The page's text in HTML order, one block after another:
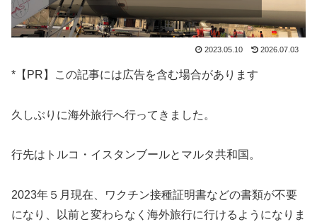
2023.05.10 2026.07.03
*【PR】この記事には広告を含む場合があります
久しぶりに海外旅行へ行ってきました。
行先はトルコ・イスタンブールとマルタ共和国。
2023年５月現在、ワクチン接種証明書などの書類が不要
になり、以前と変わらなく海外旅行に行けるようになりま